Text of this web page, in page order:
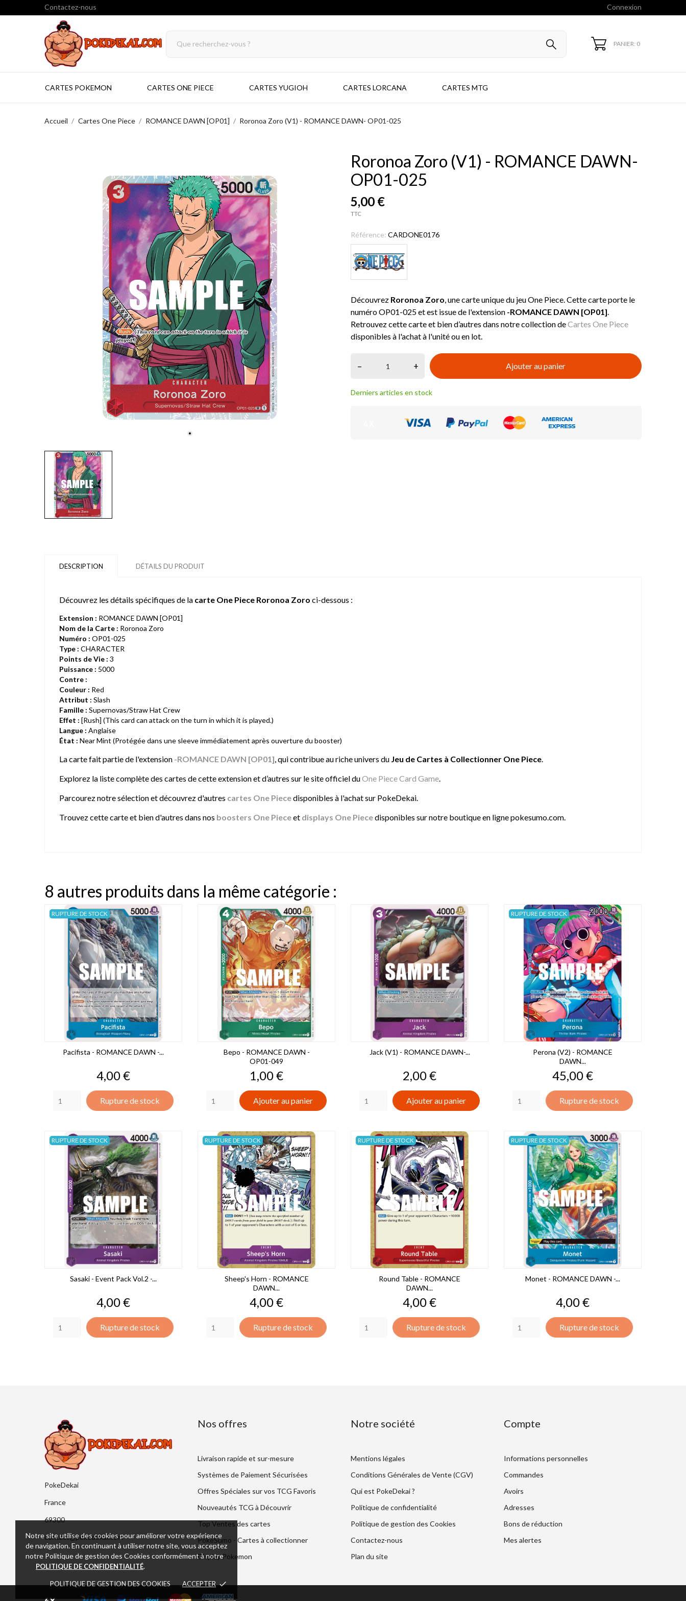
Notre site utilise des cookies pour améliorer votre expérience
de navigation. En continuant à utiliser notre site, vous acceptez
notre Politique de gestion des Cookies conformément à notre
POLITIQUE DE CONFIDENTIALITÉ.
POLITIQUE DE GESTION DES COOKIES ACCEPTER done
Contactez-nous Connexion
PANIER: 0
CARTES POKEMON CARTES ONE PIECE CARTES YUGIOH CARTES LORCANA CARTES MTG
Accueil Cartes One Piece ROMANCE DAWN [OP01] Roronoa Zoro (V1) - ROMANCE DAWN- OP01-025
Roronoa Zoro (V1) - ROMANCE DAWN-
OP01-025
5,00 €
TTC
Référence: CARDONE0176
Découvrez Roronoa Zoro, une carte unique du jeu One Piece. Cette carte porte le
numéro OP01-025 et est issue de l'extension -ROMANCE DAWN [OP01].
Retrouvez cette carte et bien d’autres dans notre collection deCartes One Piece
disponibles à l'achat à l'unité ou en lot.
– + Ajouter au panier
Derniers articles en stock
DESCRIPTION DÉTAILS DU PRODUIT
Découvrez les détails spécifiques de la carte One Piece Roronoa Zoro ci-dessous :
Extension : ROMANCE DAWN [OP01]
Nom de la Carte : Roronoa Zoro
Numéro : OP01-025
Type : CHARACTER
Points de Vie : 3
Puissance : 5000
Contre :
Couleur : Red
Attribut : Slash
Famille : Supernovas/Straw Hat Crew
Effet : [Rush] (This card can attack on the turn in which it is played.)
Langue : Anglaise
État : Near Mint (Protégée dans une sleeve immédiatement après ouverture du booster)
La carte fait partie de l'extension -ROMANCE DAWN [OP01], qui contribue au riche univers du Jeu de Cartes à Collectionner One Piece.
Explorez la liste complète des cartes de cette extension et d’autres sur le site officiel duOne Piece Card Game.
Parcourez notre sélection et découvrez d'autres cartes One Piecedisponibles à l'achat sur PokeDekai.
Trouvez cette carte et bien d'autres dans nos boosters One Pieceet displays One Piecedisponibles sur notre boutique en ligne pokesumo.com.
8 autres produits dans la même catégorie :
Pacifista - ROMANCE DAWN -...
Prix
4,00 €
Rupture de stock
RUPTURE DE STOCK
Bepo - ROMANCE DAWN -
OP01-049
Prix
1,00 €
Ajouter au panier
Jack (V1) - ROMANCE DAWN-...
Prix
2,00 €
Ajouter au panier
Perona (V2) - ROMANCE
DAWN...
Prix
45,00 €
Rupture de stock
RUPTURE DE STOCK
Sasaki - Event Pack Vol.2 -...
Prix
4,00 €
Rupture de stock
RUPTURE DE STOCK
Sheep's Horn - ROMANCE
DAWN...
Prix
4,00 €
Rupture de stock
RUPTURE DE STOCK
Round Table - ROMANCE
DAWN...
Prix
4,00 €
Rupture de stock
RUPTURE DE STOCK
Monet - ROMANCE DAWN -...
Prix
4,00 €
Rupture de stock
RUPTURE DE STOCK
PokeDekai
France
69300
contact@pokedekai.com
Nos offres
Livraison rapide et sur-mesure
Systèmes de Paiement Sécurisées
Offres Spéciales sur vos TCG Favoris
Nouveautés TCG à Découvrir
Top Ventes des cartes
PokeSumo - Cartes à collectionner
Display Pokemon
Notre société
Mentions légales
Conditions Générales de Vente (CGV)
Qui est PokeDekai ?
Politique de confidentialité
Politique de gestion des Cookies
Contactez-nous
Plan du site
Compte
Informations personnelles
Commandes
Avoirs
Adresses
Bons de réduction
Mes alertes